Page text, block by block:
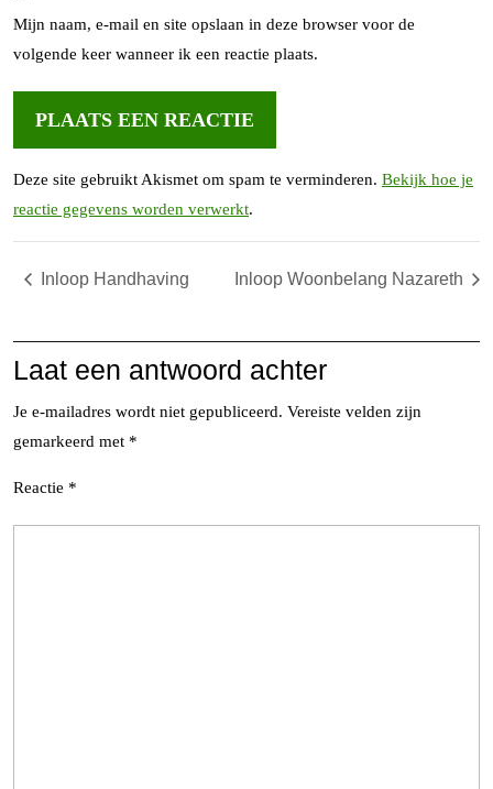
Mijn naam, e-mail en site opslaan in deze browser voor de
volgende keer wanneer ik een reactie plaats.
Deze site gebruikt Akismet om spam te verminderen. Bekijk hoe je
reactie gegevens worden verwerkt.
Inloop Handhaving Inloop Woonbelang Nazareth
Laat een antwoord achter
Je e-mailadres wordt niet gepubliceerd. Vereiste velden zijn
gemarkeerd met *
Reactie *